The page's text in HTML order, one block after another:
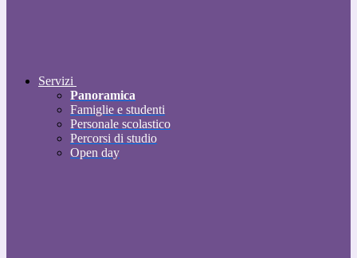
Servizi
Panoramica
Famiglie e studenti
Personale scolastico
Percorsi di studio
Open day